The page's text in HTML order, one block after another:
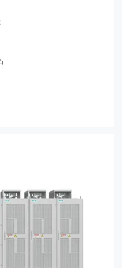
、新能源多场
系统
景